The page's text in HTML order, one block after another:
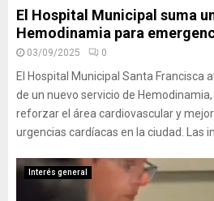
El Hospital Municipal suma
Hemodinamia para
03/09/2025 0
El Hospital Municipal Santa Francisca
de un nuevo servicio de
reforzar el área cardiovascular y
urgencias cardíacas en la ciudad. Las
Interés general